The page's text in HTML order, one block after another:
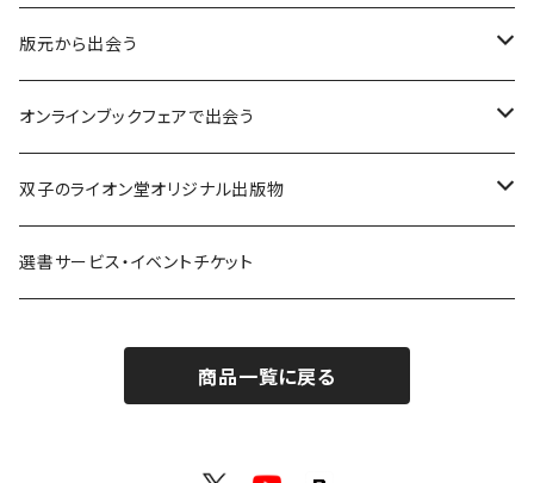
意志：自ら進む力
解体：固定観念を壊す
熱源：情熱を呼び起こす
共鳴：他者や世界とつながる
記憶：過去と向き合う
余白：答えを出さない時間
版元から出会う
荒蝦夷フェア
クオン
寿郎社
オンラインブックフェアで出会う
本屋発の文芸誌『しししし』フェア！！
韓国文学フェア！！
ZINE・同人誌フェア！！（2023年11月）
詩歌フェア！！（2023年10月）
双子のライオン堂オリジナル出版物
書籍
選書サービス・イベントチケット
商品一覧に戻る